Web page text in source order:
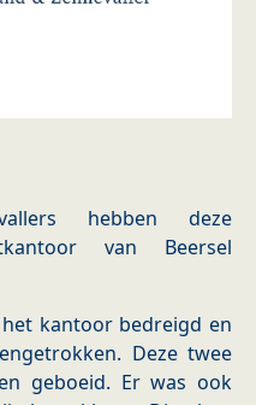
hebben deze
van Beersel
kantoor bedreigd en
Deze twee
geboeid. Er was ook